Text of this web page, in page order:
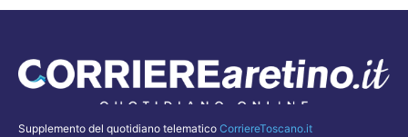
Supplemento del quotidiano telematico CorriereToscano.it